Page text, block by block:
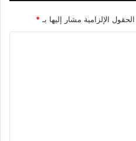
الحقول الإلزامية مشار إليها بـ*